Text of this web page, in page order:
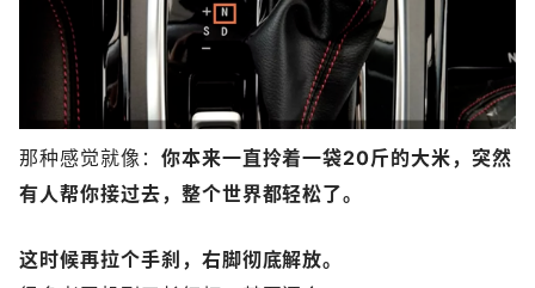
那种感觉就像： 你本来一直拎着一袋20斤的大米，突然
有人帮你接过去，整个世界都轻松了。
这时候再拉个手刹，右脚彻底解放。